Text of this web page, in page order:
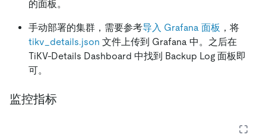
的面板。
手动部署的集群，需要参考导入 Grafana 面板 ，将
tikv_details.json 文件上传到 Grafana 中。之后在
TiKV-Details Dashboard 中找到 Backup Log 面板即
可。
监控指标